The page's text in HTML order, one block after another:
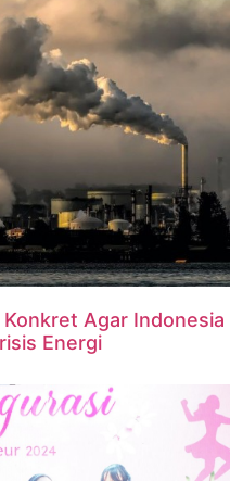
Agar Indonesia
Energi